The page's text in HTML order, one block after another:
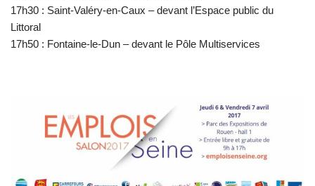
17h30 : Saint-Valéry-en-Caux – devant l’Espace public du
Littoral
17h50 : Fontaine-le-Dun – devant le Pôle Multiservices